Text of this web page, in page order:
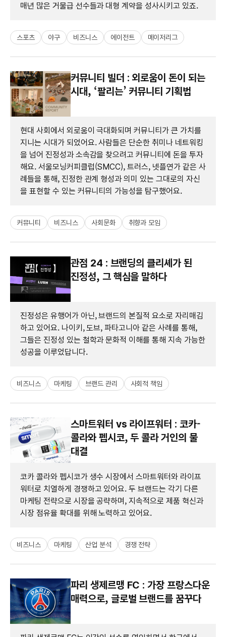
매년 많은 거물급 선수들과 대형 계약을 성사시키고 있죠.
스포츠 야구 비즈니스 에이전트 메이저리그
커뮤니티 빌더 : 외로움이 돈이 되는
시대, ‘팔리는’ 커뮤니티 기획법
현대 사회에서 외로움이 극대화되며 커뮤니티가 큰 가치를
지니는 시대가 되었어요. 사람들은 단순한 취미나 네트워킹
을 넘어 진정성과 소속감을 찾으려고 커뮤니티에 돈을 투자
해요. 서울모닝커피클럽(SMCC), 트러스, 넷플연가 같은 사
례들을 통해, 진정한 관계 형성과 의미 있는 그대로의 자신
을 표현할 수 있는 커뮤니티의 가능성을 탐구했어요.
커뮤니티 비즈니스 사회문화 취향과 모임
관점 24 : 브랜딩의 클리셰가 된
진정성, 그 핵심을 말하다
진정성은 유행어가 아닌, 브랜드의 본질적 요소로 자리매김
하고 있어요. 나이키, 도브, 파타고니아 같은 사례를 통해,
그들은 진정성 있는 철학과 문화적 이해를 통해 지속 가능한
성공을 이루었답니다.
비즈니스 마케팅 브랜드 관리 사회적 책임
스마트워터 vs 라이프워터 : 코카-
콜라와 펩시코, 두 콜라 거인의 물
대결
코카 콜라와 펩시코가 생수 시장에서 스마트워터와 라이프
워터로 치열하게 경쟁하고 있어요. 두 브랜드는 각기 다른
마케팅 전략으로 시장을 공략하며, 지속적으로 제품 혁신과
시장 점유율 확대를 위해 노력하고 있어요.
비즈니스 마케팅 산업 분석 경쟁 전략
파리 생제르맹 FC : 가장 프랑스다운
매력으로, 글로벌 브랜드를 꿈꾸다